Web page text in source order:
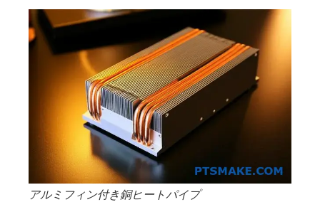
アルミフィン付き銅ヒートパイプ